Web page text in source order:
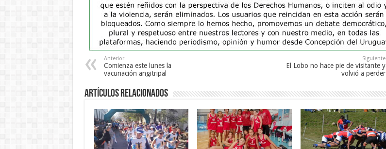
Anterior
Comienza este lunes la
vacunación angitripal
Siguiente
El Lobo no hace pie de visitante y
volvió a perder
Artículos Relacionados